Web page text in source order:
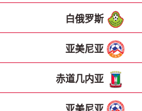
白俄罗斯
亚美尼亚
赤道几内亚
亚美尼亚